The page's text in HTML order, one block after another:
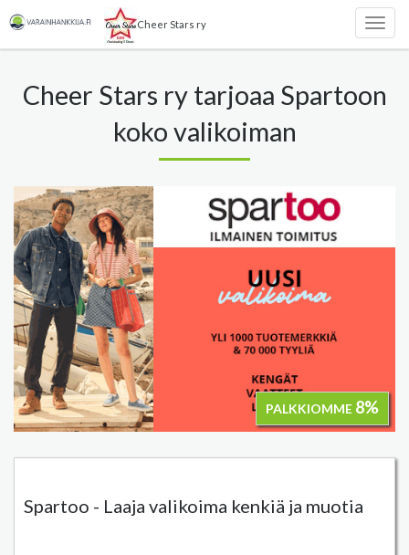
Cheer Stars ry
Cheer Stars ry tarjoaa Spartoon
koko valikoiman
PALKKIOMME 8%
Spartoo - Laaja valikoima kenkiä ja muotia